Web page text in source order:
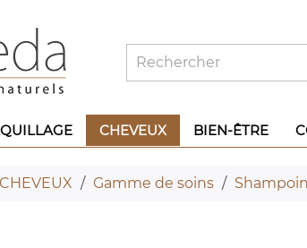
CHEVEUX BIEN-ÊTRE
CHEVEUX Gamme de soins